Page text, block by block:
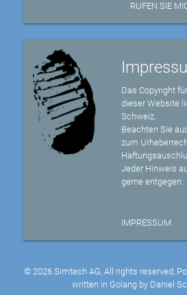
RUFEN SIE
Das Copyright
dieser Website
Schweiz.
Beachten Sie
zum
Jeder Hinweis
gerne entgegen.
IMPRESSUM
© 2026 Simtech AG, All rights reserved,
written in Golang by Daniel